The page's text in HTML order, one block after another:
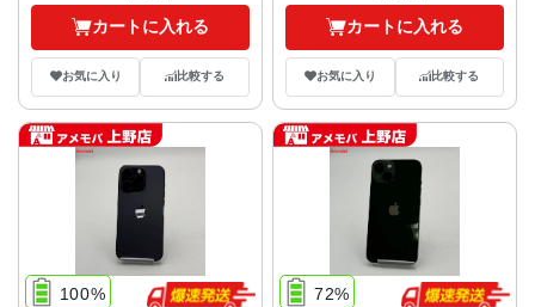
カートに入れる
お気に入り 比較する
カートに入れる
お気に入り 比較する
100% 72%